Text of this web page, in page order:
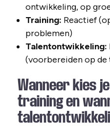
ontwikkeling, op
Training: Reactief
problemen)
Talentontwikkeling:
(voorbereiden op
Wanneer kies
training en